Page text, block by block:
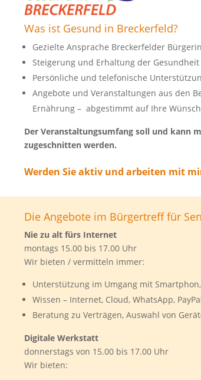
Was ist Gesund in Breckerfeld?
Gezielte Ansprache Breckerfelder
Steigerung und Erhaltung der
Persönliche und telefonische
Angebote und Veranstaltungen aus den
Ernährung – abgestimmt auf Ihre
Der Veranstaltungsumfang soll und kann
zugeschnitten werden.
Werden Sie aktiv und arbeiten mit
Die Angebote im Bürgertreff für
Nie zu alt fürs Internet
montags 15.00 bis 17.00 Uhr
Wir bieten / vermitteln immer:
Unterstützung im Umgang mit
Wissen – Internet, Cloud, WhatsApp,
Beratung zu Verträgen, Auswahl von
Digitale Werkstatt
donnerstags von 15.00 bis 17.00 Uhr
Wir bieten: